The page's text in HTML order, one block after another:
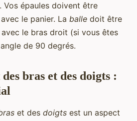
épaules doivent être
le panier. La balle doit être
le bras droit (si vous êtes
de 90 degrés.
bras et des doigts :
et des doigts est un aspect